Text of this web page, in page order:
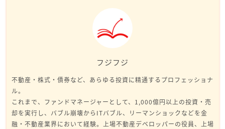
フジフジ
不動産・株式・債券など、あらゆる投資に精通するプロフェッショナ
ル。
これまで、ファンドマネージャーとして、1,000億円以上の投資・売
却を実行し、バブル崩壊からITバブル、リーマンショックなどを金
融・不動産業界において経験。上場不動産デベロッパーの役員、上場